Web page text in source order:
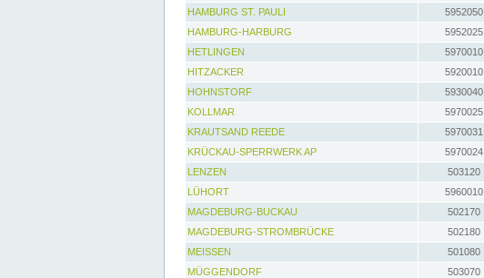
HAMBURG ST. PAULI
5952050
HAMBURG-HARBURG
5952025
HETLINGEN
5970010
HITZACKER
5920010
HOHNSTORF
5930040
KOLLMAR
5970025
KRAUTSAND REEDE
5970031
KRÜCKAU-SPERRWERK AP
5970024
LENZEN
503120
LÜHORT
5960010
MAGDEBURG-BUCKAU
502170
MAGDEBURG-STROMBRÜCKE
502180
MEISSEN
501080
MÜGGENDORF
503070